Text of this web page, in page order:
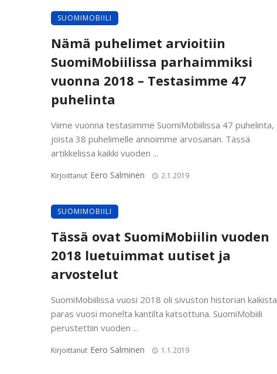
SUOMIMOBIILI
Nämä puhelimet arvioitiin
SuomiMobiilissa parhaimmiksi
vuonna 2018 – Testasimme 47
puhelinta
Viime vuonna testasimme SuomiMobiilissa 47 puhelinta,
joista 38 puhelimelle annoimme arvosanan. Tässä
artikkelissa kaikki vuoden ...
Kirjoittanut Eero Salminen 2.1.2019
SUOMIMOBIILI
Tässä ovat SuomiMobiilin vuoden
2018 luetuimmat uutiset ja
arvostelut
SuomiMobiilissa vuosi 2018 oli sivuston historian kaikista
paras vuosi monelta kantilta katsottuna. SuomiMobiili
perustettiin vuoden ...
Kirjoittanut Eero Salminen 1.1.2019